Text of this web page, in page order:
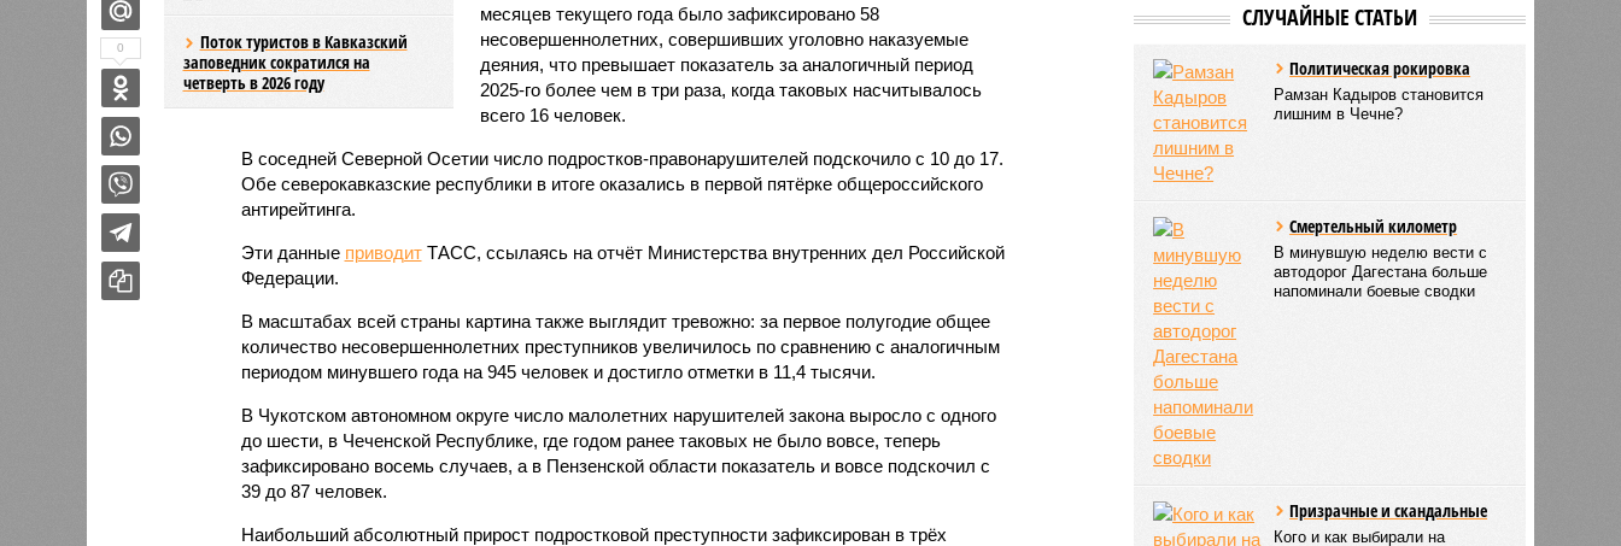
Поток туристов в Кавказский
заповедник сократился на
четверть в 2026 году
месяцев текущего года было зафиксировано 58
несовершеннолетних, совершивших уголовно наказуемые
деяния, что превышает показатель за аналогичный период
2025-го более чем в три раза, когда таковых насчитывалось
всего 16 человек.
В соседней Северной Осетии число подростков-правонарушителей подскочило с 10 до 17.
Обе северокавказские республики в итоге оказались в первой пятёрке общероссийского
антирейтинга.
Эти данные приводитТАСС, ссылаясь на отчёт Министерства внутренних дел Российской
Федерации.
В масштабах всей страны картина также выглядит тревожно: за первое полугодие общее
количество несовершеннолетних преступников увеличилось по сравнению с аналогичным
периодом минувшего года на 945 человек и достигло отметки в 11,4 тысячи.
В Чукотском автономном округе число малолетних нарушителей закона выросло с одного
до шести, в Чеченской Республике, где годом ранее таковых не было вовсе, теперь
зафиксировано восемь случаев, а в Пензенской области показатель и вовсе подскочил с
39 до 87 человек.
Наибольший абсолютный прирост подростковой преступности зафиксирован в трёх
0
В Дагестане
ликвидированы четыре
СЛУЧАЙНЫЕ СТАТЬИ
Политическая рокировка
Рамзан Кадыров становится